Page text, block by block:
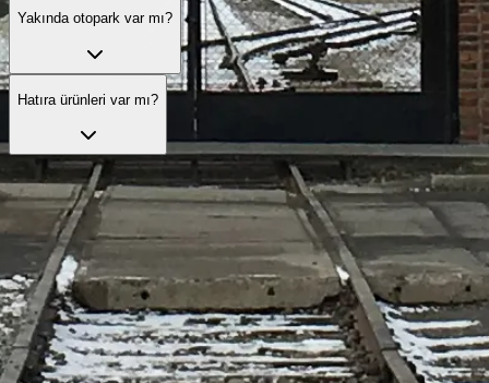
Yakında otopark var mı?
Hatıra ürünleri var mı?
Resmî ziyaret seçeneklerini keşfedin